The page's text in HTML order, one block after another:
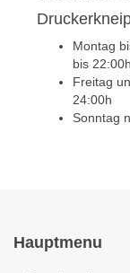
Montag
bis 22:00h
Freitag
24:00h
Sonntag
Hauptmenu